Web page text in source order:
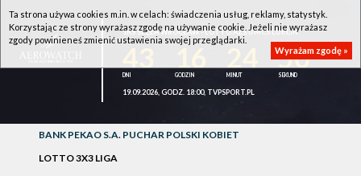
1KS ŚLĘZA WROCŁAW - LOTTO AZS UMCS LUBLIN
49
19.09.2026, GODZ. 18:00, TVPSPORT.PL
BANK PEKAO S.A. PUCHAR POLSKI KOBIET
LOTTO 3X3 LIGA
Ta strona używa cookies m.in. w celach: świadczenia usług, reklamy, statystyk.
Korzystając ze strony wyrażasz zgodę na używanie cookie. Jeżeli nie wyrażasz
zgody powinieneś zmienić ustawienia swojej przeglądarki.
Wyrażam zgodę »